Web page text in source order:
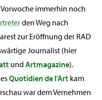
immerhin noch
den Weg nach
zur Eröffnung der RAD
Journalist (hier
und Artmagazine).
Quotidien de l'Art kam
war dem Vernehmen